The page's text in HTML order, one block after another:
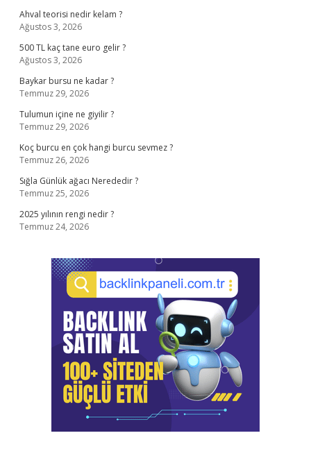
Ahval teorisi nedir kelam ?
Ağustos 3, 2026
500 TL kaç tane euro gelir ?
Ağustos 3, 2026
Baykar bursu ne kadar ?
Temmuz 29, 2026
Tulumun içine ne giyilir ?
Temmuz 29, 2026
Koç burcu en çok hangi burcu sevmez ?
Temmuz 26, 2026
Sığla Günlük ağacı Nerededir ?
Temmuz 25, 2026
2025 yılının rengi nedir ?
Temmuz 24, 2026